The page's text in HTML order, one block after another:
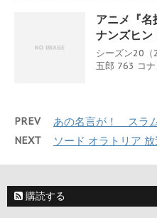
アニメ『名
ナンズヒン
シーズン20
五郎 763 コナ
PREV あの名言が！ スラ
NEXT ソード オラトリア
購読する